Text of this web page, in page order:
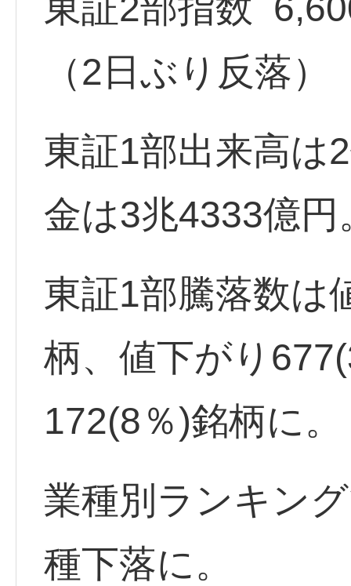
（2日ぶり反落）
東証1部出来高は
金は3兆4333億円
東証1部騰落数は
柄、値下がり
172(8％)銘柄に。
業種別ランキン
種下落に。